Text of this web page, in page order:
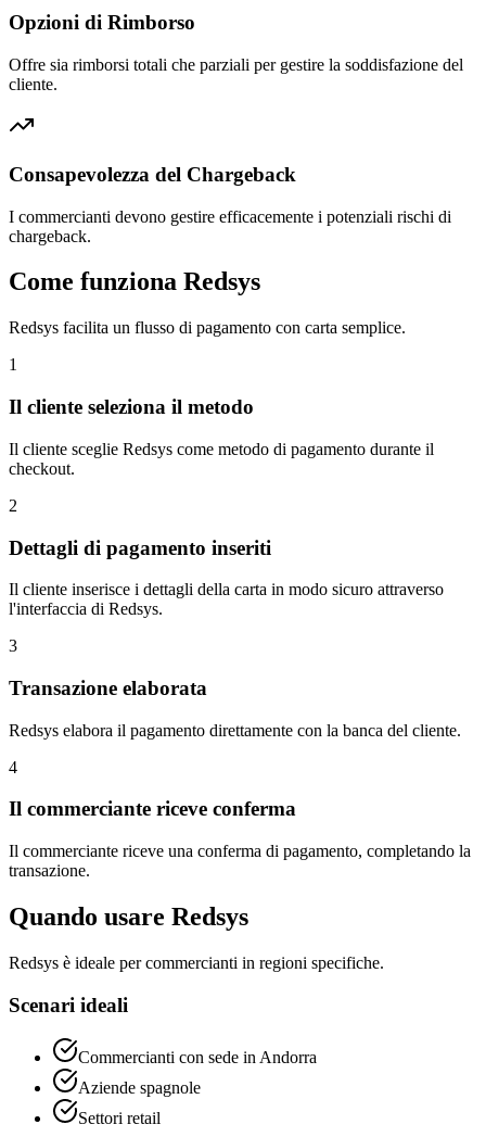
Opzioni di Rimborso
Offre sia rimborsi totali che parziali per gestire la soddisfazione del
cliente.
Consapevolezza del Chargeback
I commercianti devono gestire efficacemente i potenziali rischi di
chargeback.
Come funziona Redsys
Redsys facilita un flusso di pagamento con carta semplice.
1
Il cliente seleziona il metodo
Il cliente sceglie Redsys come metodo di pagamento durante il
checkout.
2
Dettagli di pagamento inseriti
Il cliente inserisce i dettagli della carta in modo sicuro attraverso
l'interfaccia di Redsys.
3
Transazione elaborata
Redsys elabora il pagamento direttamente con la banca del cliente.
4
Il commerciante riceve conferma
Il commerciante riceve una conferma di pagamento, completando la
transazione.
Quando usare Redsys
Redsys è ideale per commercianti in regioni specifiche.
Scenari ideali
Commercianti con sede in Andorra
Aziende spagnole
Settori retail